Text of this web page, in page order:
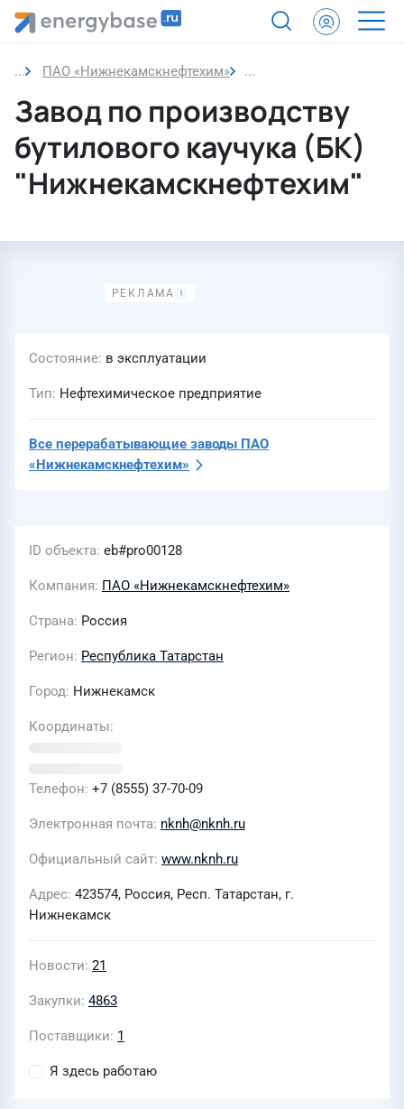
ПАО «Нижнекамскнефтехим» Завод по
Завод по производству
бутилового каучука (БК)
"Нижнекамскнефтехим"
Состояние в эксплуатации
Тип Нефтехимическое предприятие
Все перерабатывающие заводы ПАО
«Нижнекамскнефтехим»
ID объекта eb#pro00128
Компания ПАО «Нижнекамскнефтехим»
Страна Россия
Регион Республика Татарстан
Город Нижнекамск
Координаты
Телефон +7 (8555) 37-70-09
Электронная почта nknh@nknh.ru
Официальный сайт www.nknh.ru
Адрес 423574, Россия, Респ. Татарстан, г.
Нижнекамск
Новости 21
Закупки 4863
Поставщики 1
Я здесь работаю